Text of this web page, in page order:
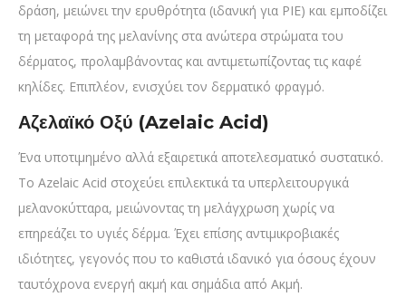
δράση, μειώνει την ερυθρότητα (ιδανική για PIE) και εμποδίζει
τη μεταφορά της μελανίνης στα ανώτερα στρώματα του
δέρματος, προλαμβάνοντας και αντιμετωπίζοντας τις καφέ
κηλίδες. Επιπλέον, ενισχύει τον δερματικό φραγμό.
Αζελαϊκό Οξύ (Azelaic Acid)
Ένα υποτιμημένο αλλά εξαιρετικά αποτελεσματικό συστατικό.
Το Azelaic Acid στοχεύει επιλεκτικά τα υπερλειτουργικά
μελανοκύτταρα, μειώνοντας τη μελάγχρωση χωρίς να
επηρεάζει το υγιές δέρμα. Έχει επίσης αντιμικροβιακές
ιδιότητες, γεγονός που το καθιστά ιδανικό για όσους έχουν
ταυτόχρονα ενεργή ακμή και σημάδια από Ακμή.